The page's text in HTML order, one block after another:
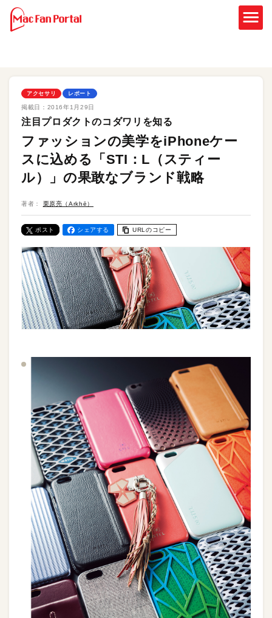
アクセサリ レポート
掲載日： 2016年1月29日
注目プロダクトのコダワリを知る
ファッションの美学をiPhoneケー
スに込める「STI：L（スティー
ル）」の果敢なブランド戦略
著者： 栗原亮（Arkhē）
ポスト シェアする URLのコピー